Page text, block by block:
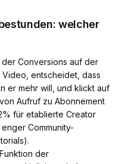
welcher
Conversions auf der
Video, entscheidet, dass
er mehr will, und klickt auf
Aufruf zu Abonnement
für etablierte Creator
Community-
der